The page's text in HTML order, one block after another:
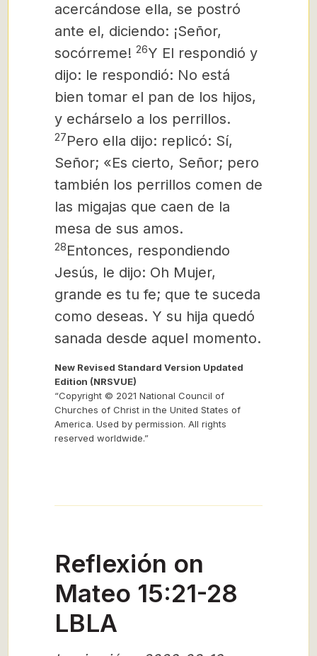
acercándose ella, se postró
ante el, diciendo: ¡Señor,
socórreme! 26Y El respondió y
dijo: le respondió: No está
bien tomar el pan de los hijos,
y echárselo a los perrillos.
27Pero ella dijo: replicó: Sí,
Señor; «Es cierto, Señor; pero
también los perrillos comen de
las migajas que caen de la
mesa de sus amos.
28Entonces, respondiendo
Jesús, le dijo: Oh Mujer,
grande es tu fe; que te suceda
como deseas. Y su hija quedó
sanada desde aquel momento.
New Revised Standard Version Updated
Edition (NRSVUE)
“Copyright © 2021 National Council of
Churches of Christ in the United States of
America. Used by permission. All rights
reserved worldwide.”
Reflexión on
Mateo 15:21-28
LBLA